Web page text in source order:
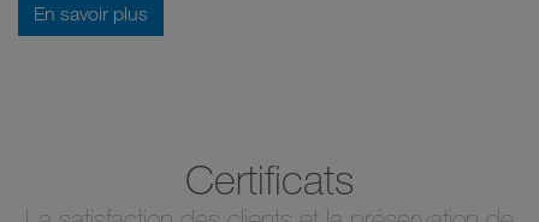
En savoir plus
Certificats